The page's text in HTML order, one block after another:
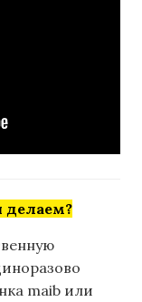
делаем?
maib или